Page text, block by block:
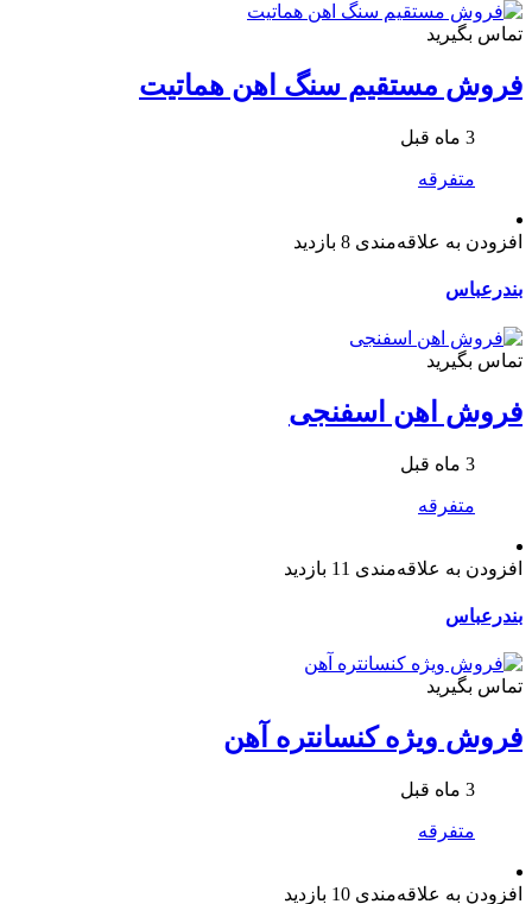
تماس بگیرید
فروش مستقیم سنگ اهن هماتیت
3 ماه قبل
متفرقه
افزودن به علاقه‌مندی 8 بازدید
بندرعباس
تماس بگیرید
فروش اهن اسفنجی
3 ماه قبل
متفرقه
افزودن به علاقه‌مندی 11 بازدید
بندرعباس
تماس بگیرید
فروش ویژه کنسانتره آهن
3 ماه قبل
متفرقه
افزودن به علاقه‌مندی 10 بازدید